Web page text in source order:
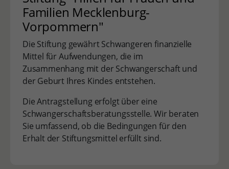
Familien Mecklenburg-
Vorpommern"
Die Stiftung gewährt Schwangeren finanzielle
Mittel für Aufwendungen, die im
Zusammenhang mit der Schwangerschaft und
der Geburt Ihres Kindes entstehen.
Die Antragstellung erfolgt über eine
Schwangerschaftsberatungsstelle. Wir beraten
Sie umfassend, ob die Bedingungen für den
Erhalt der Stiftungsmittel erfüllt sind.